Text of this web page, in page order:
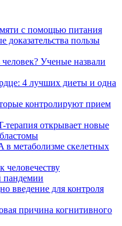
с помощью питания
доказательства пользы
Ученые назвали
4 лучших диеты и одна
контролируют прием
терапия открывает новые
метаболизме скелетных
человечеству
пандемии
введение для контроля
причина когнитивного